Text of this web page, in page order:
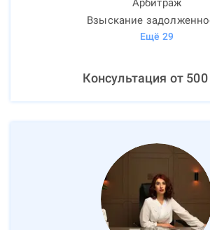
Арбитраж
Взыскание
Ещё 29
Консультация от 500